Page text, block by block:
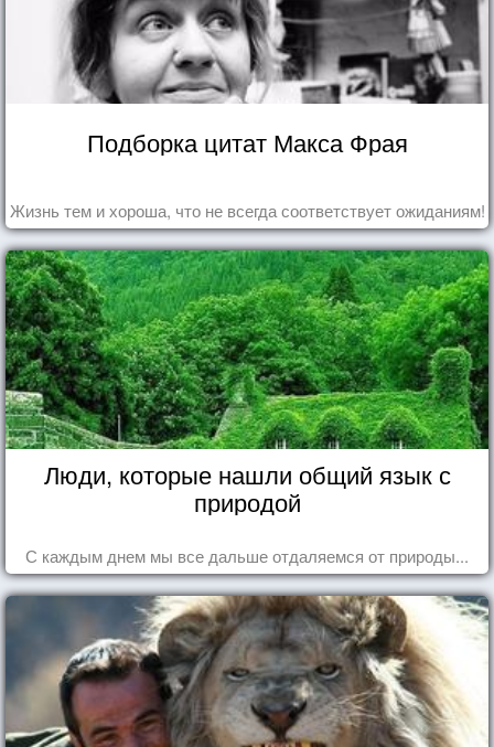
Подборка цитат Макса Фрая
Жизнь тем и хороша, что не всегда соответствует ожиданиям!
Люди, которые нашли общий язык с
природой
С каждым днем мы все дальше отдаляемся от природы...